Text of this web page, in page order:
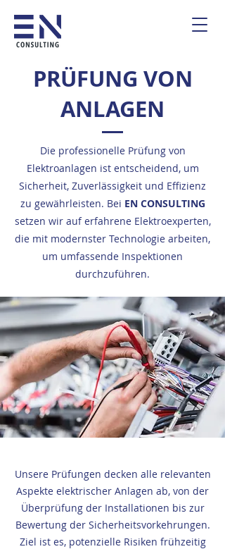
PRÜFUNG VON
ANLAGEN
Die professionelle Prüfung von
Elektroanlagen ist entscheidend, um
Sicherheit, Zuverlässigkeit und Effizienz
zu gewährleisten. Bei EN CONSULTING
setzen wir auf erfahrene Elektroexperten,
die mit modernster Technologie arbeiten,
um umfassende Inspektionen
durchzuführen.
Unsere Prüfungen decken alle relevanten
Aspekte elektrischer Anlagen ab, von der
Überprüfung der Installationen bis zur
Bewertung der Sicherheitsvorkehrungen.
Ziel ist es, potenzielle Risiken frühzeitig